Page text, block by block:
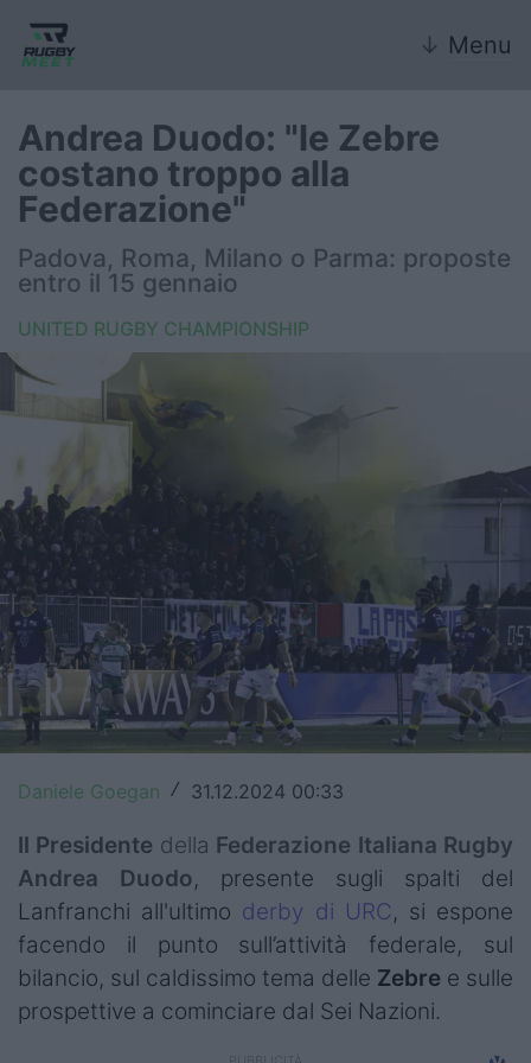
↓ Menu
Nazionale
Nazionali giovanili
Rugby Sevens
Internazionale
United Rugby Championship
Top14
Premiership
Champions Cup
Challenge Cup
Super Rugby
Rugby in TV
Mercato
Andrea Duodo: "le Zebre
costano troppo alla
Federazione"
Padova, Roma, Milano o Parma: proposte
entro il 15 gennaio
UNITED RUGBY CHAMPIONSHIP
Daniele Goegan / 31.12.2024 00:33
Il Presidente della Federazione Italiana Rugby
Andrea Duodo, presente sugli spalti del
Lanfranchi all'ultimo derby di URC, si espone
facendo il punto sull’attività federale, sul
bilancio, sul caldissimo tema delle Zebre e sulle
prospettive a cominciare dal Sei Nazioni.